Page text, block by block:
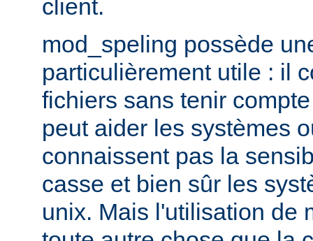
client.
mod_speling possède
particulièrement utile : il
fichiers sans tenir
peut aider les systèmes
connaissent pas la
casse et bien sûr les
unix. Mais l'utilisation de